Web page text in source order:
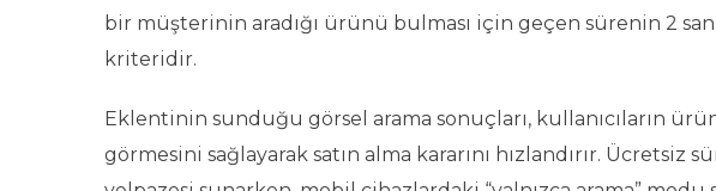
bir müşterinin aradığı ürünü bulması için geçen sürenin 2
kriteridir.
Eklentinin sunduğu görsel arama sonuçları, kullanıcıların
görmesini sağlayarak satın alma kararını hızlandırır.